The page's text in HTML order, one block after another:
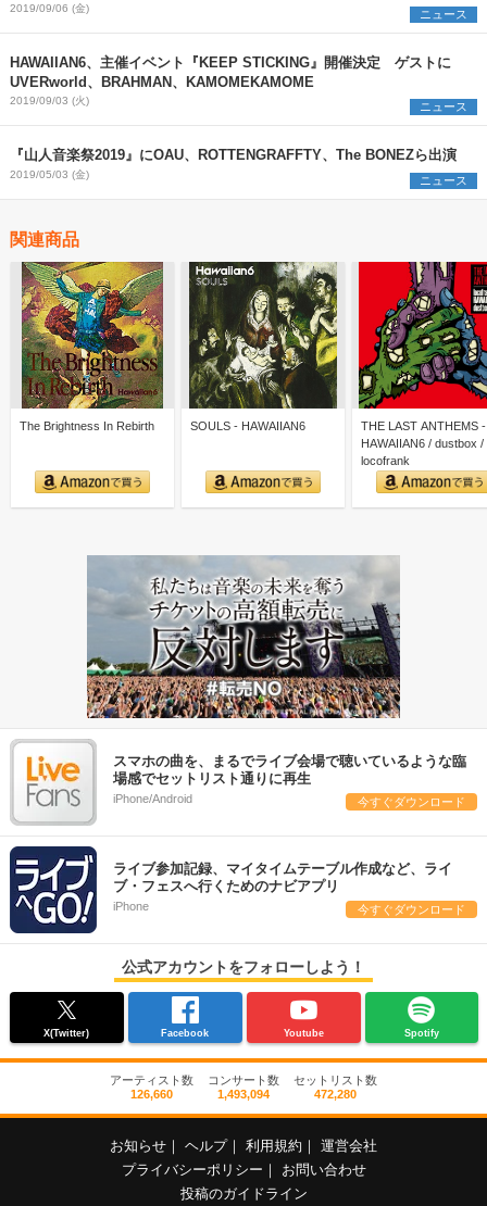
2019/09/06 (金) ニュース
HAWAIIAN6、主催イベント『KEEP STICKING』開催決定 ゲストに
UVERworld、BRAHMAN、KAMOMEKAMOME
2019/09/03 (火) ニュース
『山人音楽祭2019』にOAU、ROTTENGRAFFTY、The BONEZら出演
2019/05/03 (金) ニュース
関連商品
The Brightness In Rebirth SOULS - HAWAIIAN6
THE LAST ANTHEMS -
HAWAIIAN6 / dustbox /
locofrank
スマホの曲を、まるでライブ会場で聴いているような臨
場感でセットリスト通りに再生
iPhone/Android 今すぐダウンロード
ライブ参加記録、マイタイムテーブル作成など、ライ
ブ・フェスへ行くためのナビアプリ
iPhone 今すぐダウンロード
公式アカウントをフォローしよう！
X(Twitter) Facebook Youtube Spotify
アーティスト数
126,660
コンサート数
1,493,094
セットリスト数
472,280
お知らせ ヘルプ 利用規約
運営会社
プライバシーポリシー
お問い合わせ
投稿のガイドライン